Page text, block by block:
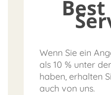
Best
Wenn Sie ein
als 10 % unter
haben, erhalten
auch von uns.